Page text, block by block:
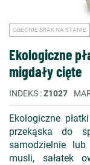
OBECNIE BRAK NA STANIE
Ekologiczne
migdały cięte
INDEKS Z1027
Ekologiczne
przekąska do
samodzielnie
musli, sałatek